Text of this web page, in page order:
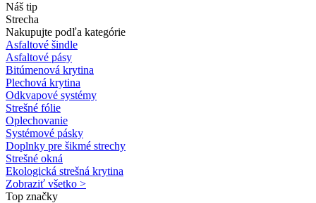
Náš tip
Strecha
Nakupujte podľa kategórie
Asfaltové šindle
Asfaltové pásy
Bitúmenová krytina
Plechová krytina
Odkvapové systémy
Strešné fólie
Oplechovanie
Systémové pásky
Doplnky pre šikmé strechy
Strešné okná
Ekologická strešná krytina
Zobraziť všetko >
Top značky